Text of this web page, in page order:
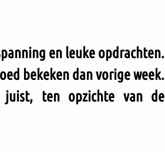
en leuke opdrachten.
bekeken dan vorige week.
juist, ten opzichte van de